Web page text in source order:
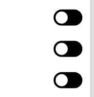
i dag ger